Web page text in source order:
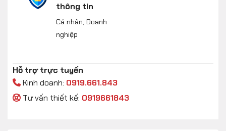
thông tin
Cá nhân, Doanh
nghiệp
Hỗ trợ trực tuyến
Kinh doanh: 0919.661.843
Tư vấn thiết kế: 0919661843